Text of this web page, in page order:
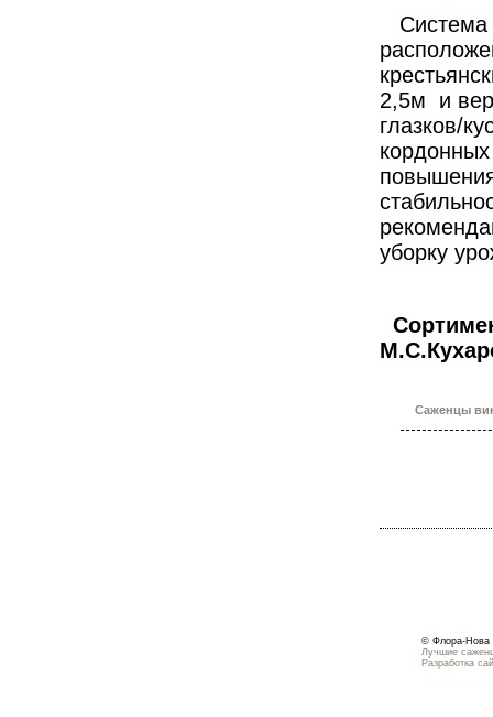
Система
2,5м и
глазков/
уборку
Саженцы
© Флора-Нова
Лучшие
Разработка